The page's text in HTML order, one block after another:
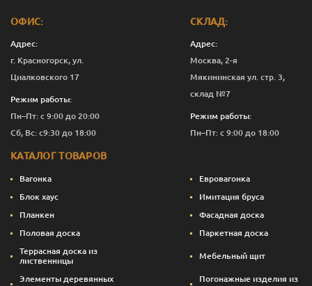
ОФИС:
Адрес:
г. Красногорск, ул.
Циалковского 17
Режим работы:
Пн–Пт: с 9:00 до 20:00
Сб, Вс: с9:30 до 18:00
СКЛАД:
Адрес:
Москва, 2-я
Мякининская ул. стр. 3,
склад №7
Режим работы:
Пн–Пт: с 9:00 до 18:00
КАТАЛОГ ТОВАРОВ
Вагонка
Евровагонка
Блок хаус
Имитация бруса
Планкен
Фасадная доска
Половая доска
Паркетная доска
Террасная доска из
лиственницы
Мебельный щит
Элементы деревянных
Погонажные изделия из